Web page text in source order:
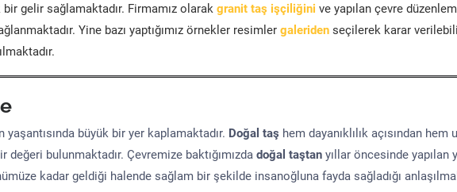
gelir sağlamaktadır. Firmamız olarak granit taş işçiliğini ve yapılan çevre
Yine bazı yaptığımız örnekler resimler galeriden seçilerek karar
büyük bir yer kaplamaktadır. Doğal taş hem dayanıklılık açısından
değeri bulunmaktadır. Çevremize baktığımızda doğal taştan yıllar öncesinde yapılan
kadar geldiği halende sağlam bir şekilde insanoğluna fayda sağladığı